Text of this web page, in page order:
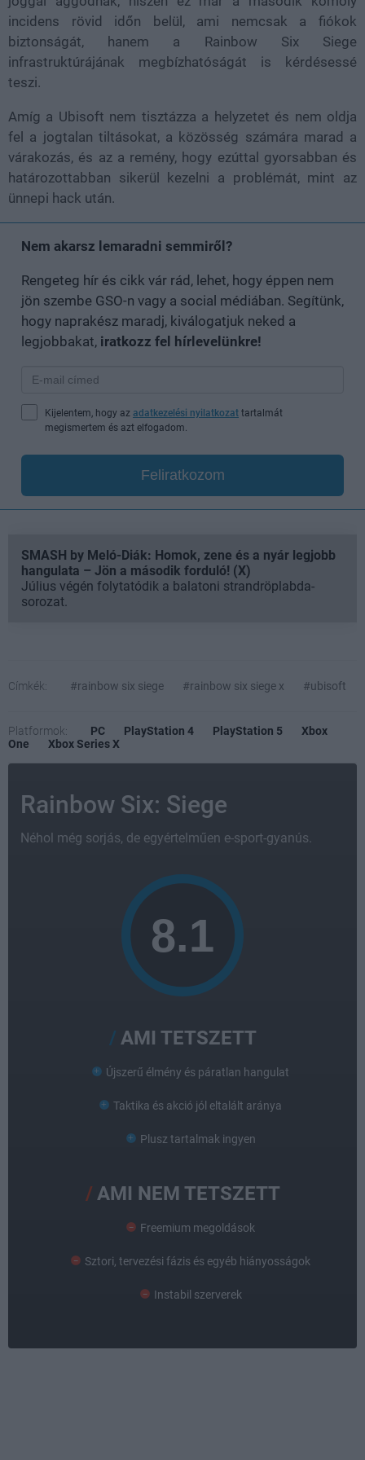
incidens rövid időn belül, ami nemcsak a fiókok
biztonságát, hanem a Rainbow Six Siege
infrastruktúrájának megbízhatóságát is kérdésessé
teszi.
Amíg a Ubisoft nem tisztázza a helyzetet és nem oldja
fel a jogtalan tiltásokat, a közösség számára marad a
várakozás, és az a remény, hogy ezúttal gyorsabban és
határozottabban sikerül kezelni a problémát, mint az
ünnepi hack után.
Nem akarsz lemaradni semmiről?
Rengeteg hír és cikk vár rád, lehet, hogy éppen nem
jön szembe GSO-n vagy a social médiában. Segítünk,
hogy naprakész maradj, kiválogatjuk neked a
legjobbakat, iratkozz fel hírlevelünkre!
Kijelentem, hogy az adatkezelési nyilatkozat tartalmát
megismertem és azt elfogadom.
Feliratkozom
SMASH by Meló-Diák: Homok, zene és a nyár legjobb
hangulata – Jön a második forduló! (X)
Július végén folytatódik a balatoni strandröplabda-
sorozat.
Címkék: #rainbow six siege #rainbow six siege x #ubisoft
Platformok: PC PlayStation 4 PlayStation 5
Xbox
One
Xbox Series X
Rainbow Six: Siege
Néhol még sorjás, de egyértelműen e-sport-gyanús.
AMI TETSZETT
Újszerű élmény és páratlan hangulat
Taktika és akció jól eltalált aránya
Plusz tartalmak ingyen
AMI NEM TETSZETT
Freemium megoldások
Sztori, tervezési fázis és egyéb hiányosságok
Instabil szerverek